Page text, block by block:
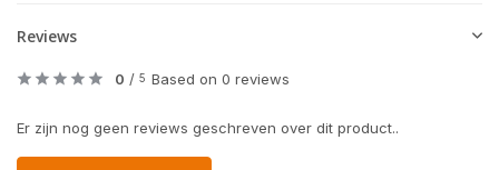
Reviews
0 / 5 Based on 0 reviews
Er zijn nog geen reviews geschreven over dit product..